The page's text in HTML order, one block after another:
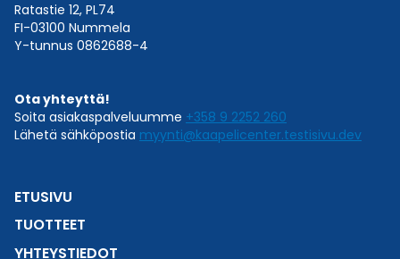
Ratastie 12, PL74
FI-03100 Nummela
Y-tunnus 0862688-4
Ota yhteyttä!
Soita asiakaspalveluumme +358 9 2252 260
Lähetä sähköpostia myynti@kaapelicenter.testisivu.dev
ETUSIVU
TUOTTEET
YHTEYSTIEDOT